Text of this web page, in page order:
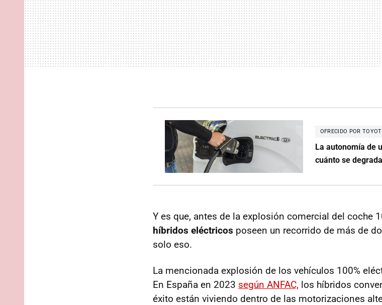
OFRECIDO POR
La autonomía de
cuánto se
Y es que, antes de la explosión comercial del coche
híbridos eléctricos poseen un recorrido de más de
solo eso.
La mencionada explosión de los vehículos 100%
En España en 2023 según ANFAC, los híbridos
éxito están viviendo dentro de las motorizaciones